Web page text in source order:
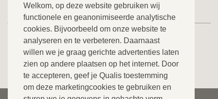
Welkom, op deze website gebruiken wij
functionele en geanonimiseerde analytische
cookies. Bijvoorbeeld om onze website te
analyseren en te verbeteren. Daarnaast
willen we je graag gerichte advertenties laten
zien op andere plaatsen op het internet. Door
te accepteren, geef je Qualis toestemming
om deze marketingcookies te gebruiken en
BEKIJK ONS VOLLEDIGE AANBOD